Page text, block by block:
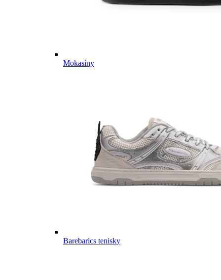
Mokasíny
Barebarics tenisky